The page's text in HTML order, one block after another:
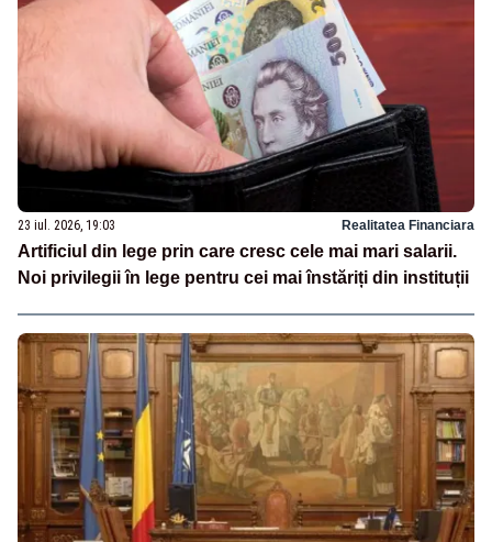
23 iul. 2026, 19:03 Realitatea Financiara
Artificiul din lege prin care cresc cele mai mari salarii.
Noi privilegii în lege pentru cei mai înstăriți din instituții